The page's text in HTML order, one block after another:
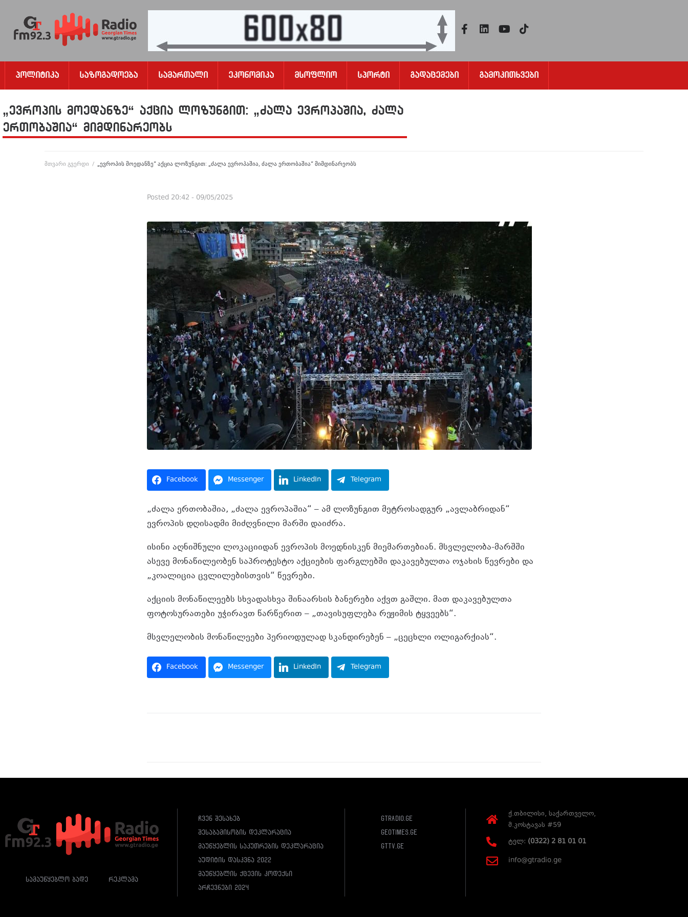
Პოლიტიკა Საზოგადოება Სამართალი Ეკონომიკა Მსოფლიო Სპორტი Გადაცემები Გამოკითხვები
„ევროპის მოედანზე“ აქცია ლოზუნგით: „ძალა ევროპაშია, ძალა
ერთობაშია“ მიმდინარეობს
მთვარი გვერდი / „ევროპის მოედანზე“ აქცია ლოზუნგით: „ძალა ევროპაშია, ძალა ერთობაშია“ მიმდინარეობს
Posted 20:42 - 09/05/2025
Facebook Messenger LinkedIn Telegram
„ძალა ერთობაშია, „ძალა ევროპაშია“ – ამ ლოზუნგით მეტროსადგურ „ავლაბრიდან“
ევროპის დღისადმი მიძღვნილი მარში დაიძრა.
ისინი აღნიშნული ლოკაციიდან ევროპის მოედნისკენ მიემართებიან. მსვლელობა-მარშში
ასევე მონაწილეობენ საპროტესტო აქციების ფარგლებში დაკავებულთა ოჯახის წევრები და
„კოალიცია ცვლილებისთვის“ წევრები.
აქციის მონაწილეებს სხვადასხვა შინაარსის ბანერები აქვთ გაშლი. მათ დაკავებულთა
ფოტოსურათები უჭირავთ წარწერით – „თავისუფლება რეჟიმის ტყვეებს“.
მსვლელობის მონაწილეები პერიოდულად სკანდირებენ – „ცეცხლი ოლიგარქიას“.
Facebook Messenger LinkedIn Telegram
სამაუწყებლო ბადე რეკლამა
ჩვენ შესახებ
შესაბამისობის დეკლარაცია
მაუწყებლის საკუთრების დეკლარაცია
აუდიტის დასკვნა 2022
მაუწყებლის ქცევის კოდექსი
არჩევნები 2024
gtradio.ge
geotimes.ge
gttv.ge
ქ.თბილისი, საქართველო,
მ.კოსტავას #59
ტელ: (0322) 2 81 01 01
info@gtradio.ge